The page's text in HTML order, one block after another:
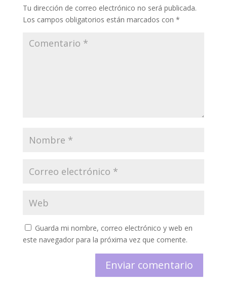
Tu dirección de correo electrónico no será publicada.
Los campos obligatorios están marcados con *
Guarda mi nombre, correo electrónico y web en
este navegador para la próxima vez que comente.